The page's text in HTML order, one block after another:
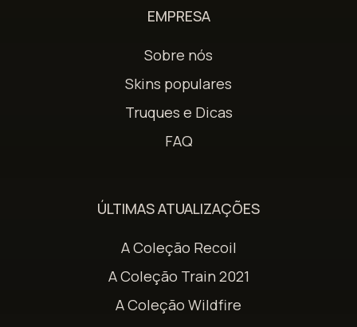
EMPRESA
Sobre nós
Skins populares
Truques e Dicas
FAQ
ÚLTIMAS ATUALIZAÇÕES
A Coleção Recoil
A Coleção Train 2021
A Coleção Wildfire